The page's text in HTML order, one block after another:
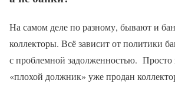
На самом деле по разному, бывают и
коллекторы. Всё зависит от политики
с проблемной задолженностью. Просто
«плохой должник» уже продан